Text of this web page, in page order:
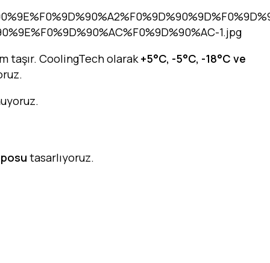
taşır. CoolingTech olarak+5°C, -5°C, -18°C ve
tasarlıyoruz.